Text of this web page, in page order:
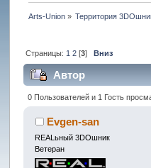
Arts-Union» Территория
Страницы: 1 2[3] Вниз
Автор
0 Пользователей и 1 Гость
Evgen-san
REALьный 3DOшник
Ветеран